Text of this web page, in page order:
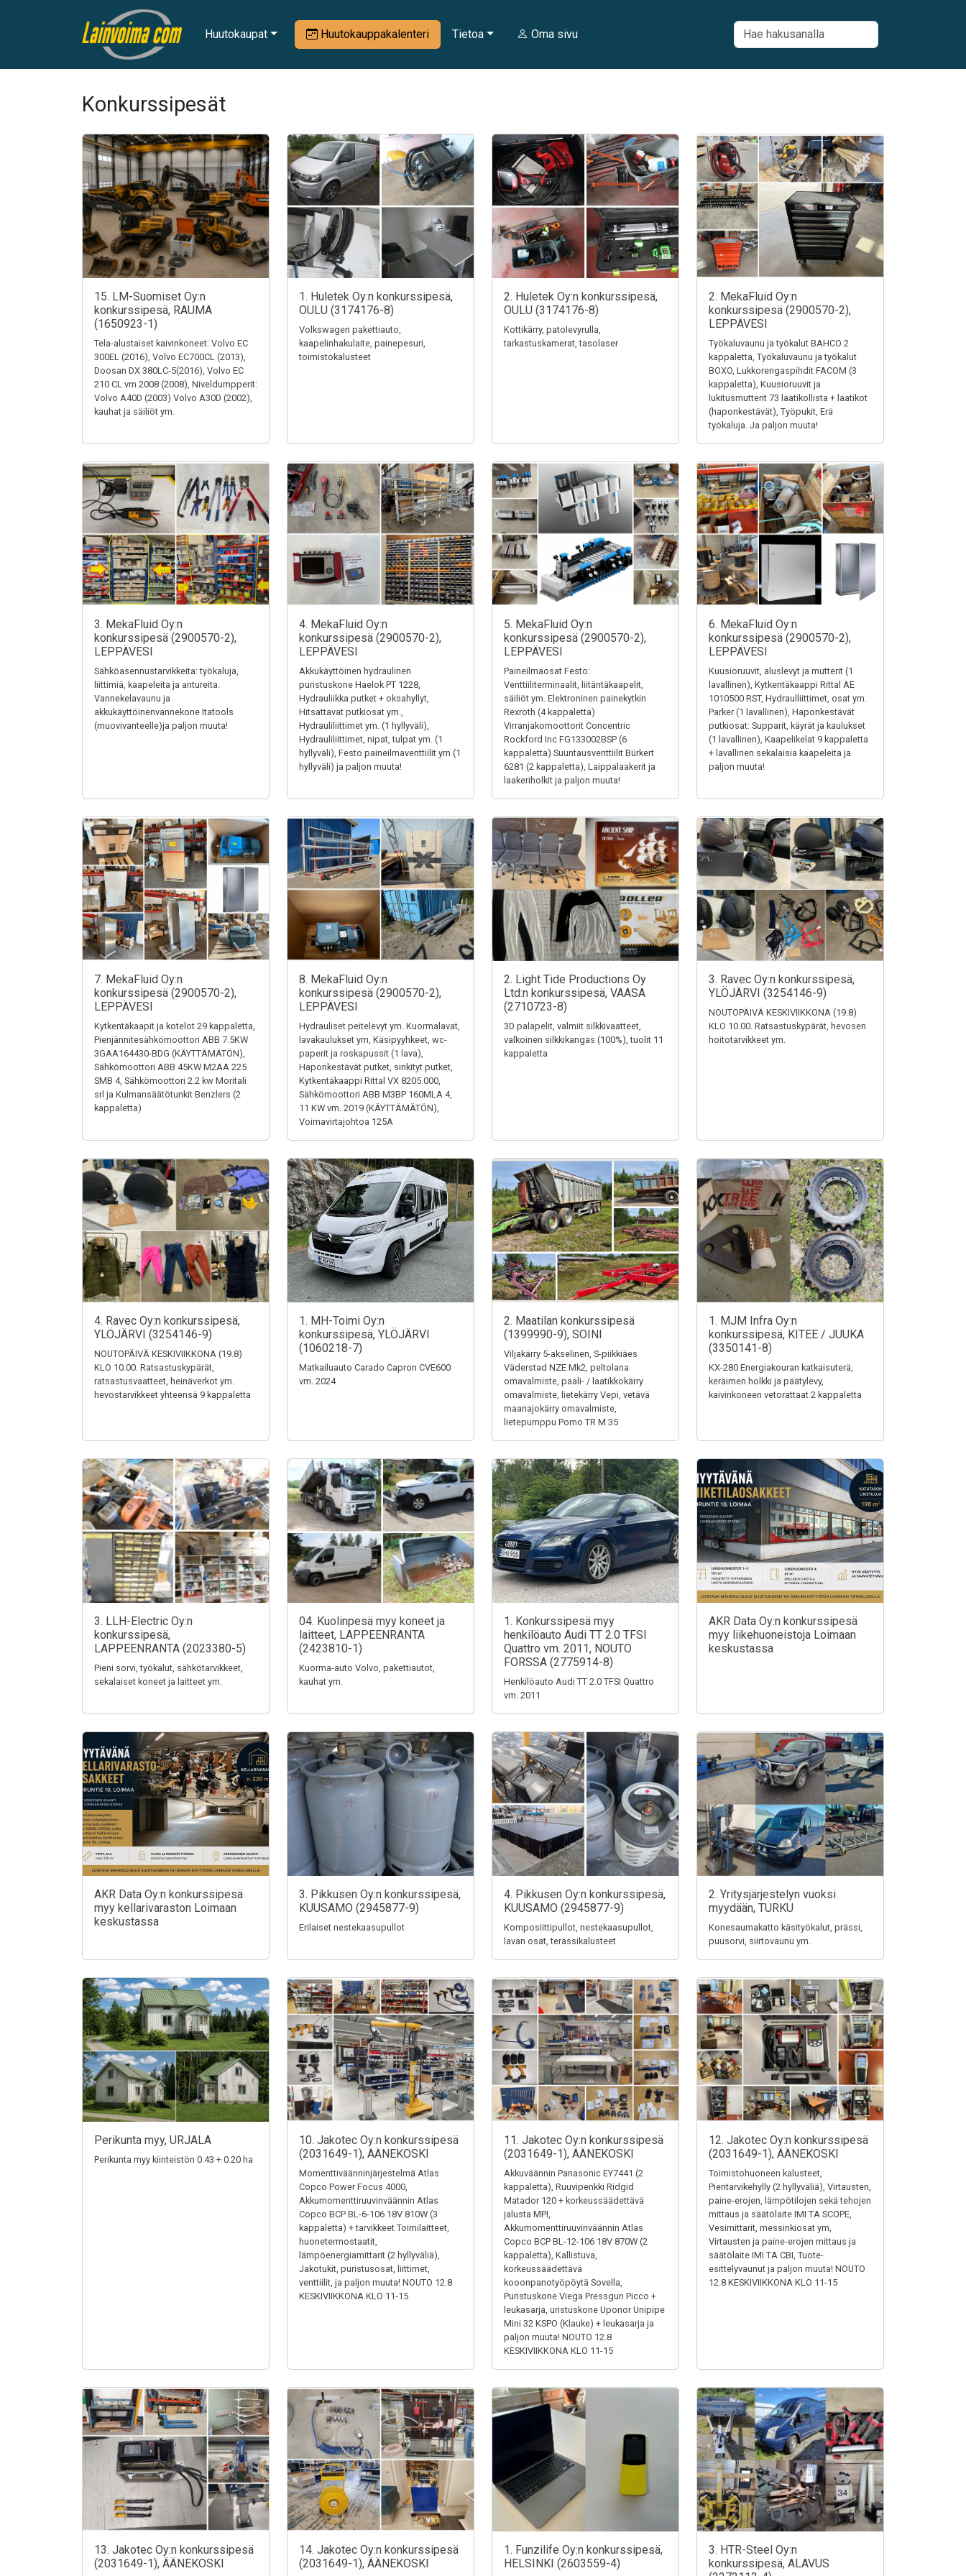
Huutokaupat Huutokauppakalenteri Tietoa Oma sivu
Konkurssipesät
15. LM-Suomiset Oy:n
konkurssipesä, RAUMA
(1650923-1)
Tela-alustaiset kaivinkoneet: Volvo EC
300EL (2016), Volvo EC700CL (2013),
Doosan DX 380LC-5(2016), Volvo EC
210 CL vm 2008 (2008), Niveldumpperit:
Volvo A40D (2003) Volvo A30D (2002),
kauhat ja säiliöt ym.
1. Huletek Oy:n konkurssipesä,
OULU (3174176-8)
Volkswagen pakettiauto,
kaapelinhakulaite, painepesuri,
toimistokalusteet
2. Huletek Oy:n konkurssipesä,
OULU (3174176-8)
Kottikärry, patolevyrulla,
tarkastuskamerat, tasolaser
2. MekaFluid Oy:n
konkurssipesä (2900570-2),
LEPPÄVESI
Työkaluvaunu ja työkalut BAHCO 2
kappaletta, Työkaluvaunu ja työkalut
BOXO, Lukkorengaspihdit FACOM (3
kappaletta), Kuusioruuvit ja
lukitusmutterit 73 laatikollista + laatikot
(haponkestävät), Työpukit, Erä
työkaluja. Ja paljon muuta!
3. MekaFluid Oy:n
konkurssipesä (2900570-2),
LEPPÄVESI
Sähköasennustarvikkeita: työkaluja,
liittimiä, kaapeleita ja antureita.
Vannekelavaunu ja
akkukäyttöinenvannekone Itatools
(muovivanteelle)ja paljon muuta!
4. MekaFluid Oy:n
konkurssipesä (2900570-2),
LEPPÄVESI
Akkukäyttöinen hydraulinen
puristuskone Haelok PT 1228,
Hydrauliikka putket + oksahyllyt,
Hitsattavat putkiosat ym.,
Hydrauliliittimet ym. (1 hyllyväli),
Hydrauliliittimet, nipat, tulpat ym. (1
hyllyväli), Festo paineilmaventtiilit ym (1
hyllyväli) ja paljon muuta!
5. MekaFluid Oy:n
konkurssipesä (2900570-2),
LEPPÄVESI
Paineilmaosat Festo:
Venttiiliterminaalit, liitäntäkaapelit,
säiliöt ym. Elektroninen painekytkin
Rexroth (4 kappaletta)
Virranjakomoottorit Concentric
Rockford Inc FG133002BSP (6
kappaletta) Suuntausventtiilit Bürkert
6281 (2 kappaletta), Laippalaakerit ja
laakeriholkit ja paljon muuta!
6. MekaFluid Oy:n
konkurssipesä (2900570-2),
LEPPÄVESI
Kuusioruuvit, aluslevyt ja mutterit (1
lavallinen), Kytkentäkaappi Rittal AE
1010500 RST, Hydraulliittimet, osat ym.
Parker (1 lavallinen), Haponkestävät
putkiosat: Supparit, käyrät ja kaulukset
(1 lavallinen), Kaapelikelat 9 kappaletta
+ lavallinen sekalaisia kaapeleita ja
paljon muuta!
7. MekaFluid Oy:n
konkurssipesä (2900570-2),
LEPPÄVESI
Kytkentäkaapit ja kotelot 29 kappaletta,
Pienjännitesähkömoottori ABB 7.5KW
3GAA164430-BDG (KÄYTTÄMÄTÖN),
Sähkömoottori ABB 45KW M2AA 225
SMB 4, Sähkömoottori 2.2 kw Moritali
srl ja Kulmansäätötunkit Benzlers (2
kappaletta)
8. MekaFluid Oy:n
konkurssipesä (2900570-2),
LEPPÄVESI
Hydrauliset peitelevyt ym. Kuormalavat,
lavakaulukset ym, Käsipyyhkeet, wc-
paperit ja roskapussit (1 lava),
Haponkestävät putket, sinkityt putket,
Kytkentäkaappi Rittal VX 8205.000,
Sähkömoottori ABB M3BP 160MLA 4,
11 KW vm. 2019 (KÄYTTÄMÄTÖN),
Voimavirtajohtoa 125A
2. Light Tide Productions Oy
Ltd:n konkurssipesä, VAASA
(2710723-8)
3D palapelit, valmiit silkkivaatteet,
valkoinen silkkikangas (100%), tuolit 11
kappaletta
3. Ravec Oy:n konkurssipesä,
YLÖJÄRVI (3254146-9)
NOUTOPÄIVÄ KESKIVIIKKONA (19.8)
KLO 10.00. Ratsastuskypärät, hevosen
hoitotarvikkeet ym.
4. Ravec Oy:n konkurssipesä,
YLÖJÄRVI (3254146-9)
NOUTOPÄIVÄ KESKIVIIKKONA (19.8)
KLO 10.00. Ratsastuskypärät,
ratsastusvaatteet, heinäverkot ym.
hevostarvikkeet yhteensä 9 kappaletta
1. MH-Toimi Oy:n
konkurssipesä, YLÖJÄRVI
(1060218-7)
Matkailuauto Carado Capron CVE600
vm. 2024
2. Maatilan konkurssipesä
(1399990-9), SOINI
Viljakärry 5-akselinen, S-piikkiäes
Väderstad NZE Mk2, peltolana
omavalmiste, paali- / laatikkokärry
omavalmiste, lietekärry Vepi, vetävä
maanajokärry omavalmiste,
lietepumppu Pomo TR M 35
1. MJM Infra Oy:n
konkurssipesä, KITEE / JUUKA
(3350141-8)
KX-280 Energiakouran katkaisuterä,
keräimen holkki ja päätylevy,
kaivinkoneen vetorattaat 2 kappaletta
3. LLH-Electric Oy:n
konkurssipesä,
LAPPEENRANTA (2023380-5)
Pieni sorvi, työkalut, sähkötarvikkeet,
sekalaiset koneet ja laitteet ym.
04. Kuolinpesä myy koneet ja
laitteet, LAPPEENRANTA
(2423810-1)
Kuorma-auto Volvo, pakettiautot,
kauhat ym.
1. Konkurssipesä myy
henkilöauto Audi TT 2.0 TFSI
Quattro vm. 2011, NOUTO
FORSSA (2775914-8)
Henkilöauto Audi TT 2.0 TFSI Quattro
vm. 2011
AKR Data Oy:n konkurssipesä
myy liikehuoneistoja Loimaan
keskustassa
AKR Data Oy:n konkurssipesä
myy kellarivaraston Loimaan
keskustassa
3. Pikkusen Oy:n konkurssipesä,
KUUSAMO (2945877-9)
Erilaiset nestekaasupullot
4. Pikkusen Oy:n konkurssipesä,
KUUSAMO (2945877-9)
Komposiittipullot, nestekaasupullot,
lavan osat, terassikalusteet
2. Yritysjärjestelyn vuoksi
myydään, TURKU
Konesaumakatto käsityökalut, prässi,
puusorvi, siirtovaunu ym.
Perikunta myy, URJALA
Perikunta myy kiinteistön 0.43 + 0.20 ha
10. Jakotec Oy:n konkurssipesä
(2031649-1), ÄÄNEKOSKI
Momenttiväänninjärjestelmä Atlas
Copco Power Focus 4000,
Akkumomenttiruuvinväännin Atlas
Copco BCP BL-6-106 18V 810W (3
kappaletta) + tarvikkeet Toimilaitteet,
huonetermostaatit,
lämpöenergiamittarit (2 hyllyväliä),
Jakotukit, puristusosat, liittimet,
venttiilit, ja paljon muuta! NOUTO 12.8
KESKIVIIKKONA KLO 11-15
11. Jakotec Oy:n konkurssipesä
(2031649-1), ÄÄNEKOSKI
Akkuväännin Panasonic EY7441 (2
kappaletta), Ruuvipenkki Ridgid
Matador 120 + korkeussäädettävä
jalusta MPI,
Akkumomenttiruuvinväännin Atlas
Copco BCP BL-12-106 18V 870W (2
kappaletta), Kallistuva,
korkeussäädettävä
kooonpanotyöpöytä Sovella,
Puristuskone Viega Pressgun Picco +
leukasarja, uristuskone Uponor Unipipe
Mini 32 KSPO (Klauke) + leukasarja ja
paljon muuta! NOUTO 12.8
KESKIVIIKKONA KLO 11-15
12. Jakotec Oy:n konkurssipesä
(2031649-1), ÄÄNEKOSKI
Toimistohuoneen kalusteet,
Pientarvikehylly (2 hyllyväliä), Virtausten,
paine-erojen, lämpötilojen sekä tehojen
mittaus ja säätölaite IMI TA SCOPE,
Vesimittarit, messinkiosat ym,
Virtausten ja paine-erojen mittaus ja
säätölaite IMI TA CBI, Tuote-
esittelyvaunut ja paljon muuta! NOUTO
12.8 KESKIVIIKKONA KLO 11-15
13. Jakotec Oy:n konkurssipesä
(2031649-1), ÄÄNEKOSKI
14. Jakotec Oy:n konkurssipesä
(2031649-1), ÄÄNEKOSKI
1. Funzilife Oy:n konkurssipesä,
HELSINKI (2603559-4)
3. HTR-Steel Oy:n
konkurssipesä, ALAVUS